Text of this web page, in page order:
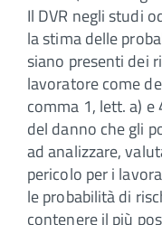
Il DVR negli studi
la stima delle
siano presenti dei
lavoratore come
comma 1, lett. a)
del danno che gli
ad analizzare,
pericolo per i
le probabilità di
contenere il più